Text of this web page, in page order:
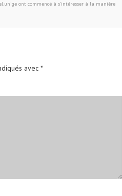
ont commencé à s’intéresser à la manière
avec *